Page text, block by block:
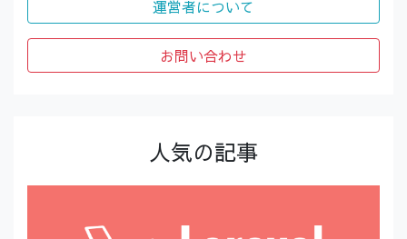
運営者について
お問い合わせ
人気の記事